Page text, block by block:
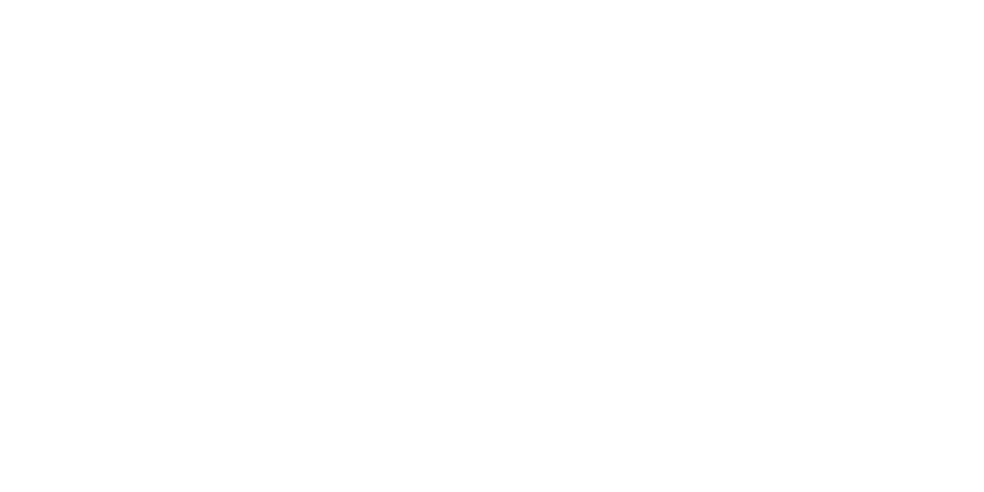
Ventilar e Desumidificar, filtro antipoeira e gás ecológico R-32, que oferece menor impacto